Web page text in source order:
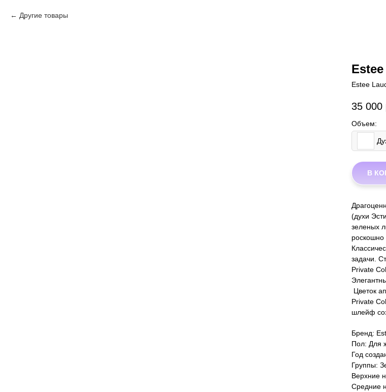
Другие товары
Estee
35 000
Объем:
В
(духи
зеленых
роскошно
задачи.
Private
Цветок
Private
шлейф
Бренд:
Пол: Для
Год
Группы:
Верхние
Средние